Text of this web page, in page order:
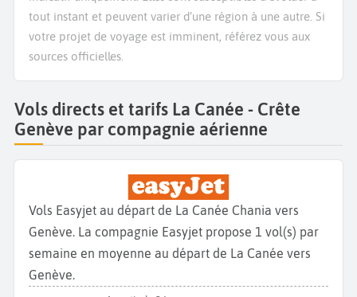
tout instant et peuvent varier d’une région à une autre. Si
votre projet de voyage est imminent, référez vous aux
sources officielles.
Vols directs et tarifs La Canée - Crête
Genève par compagnie aérienne
Vols Easyjet au départ de La Canée Chania vers
Genève. La compagnie Easyjet propose 1 vol(s) par
semaine en moyenne au départ de La Canée vers
Genève.